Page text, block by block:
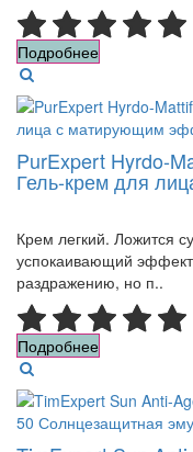
Подробнее
PurExpert Hyrdo-
Гель-крем для
Крем легкий. Ложится
успокаивающий
раздражению, но п..
Подробнее